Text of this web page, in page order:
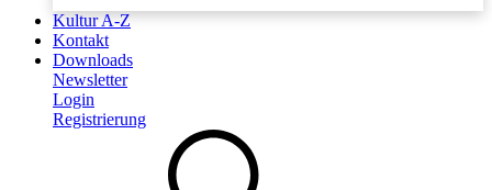
Kultur A-Z
Kontakt
Downloads
Newsletter
Login
Registrierung